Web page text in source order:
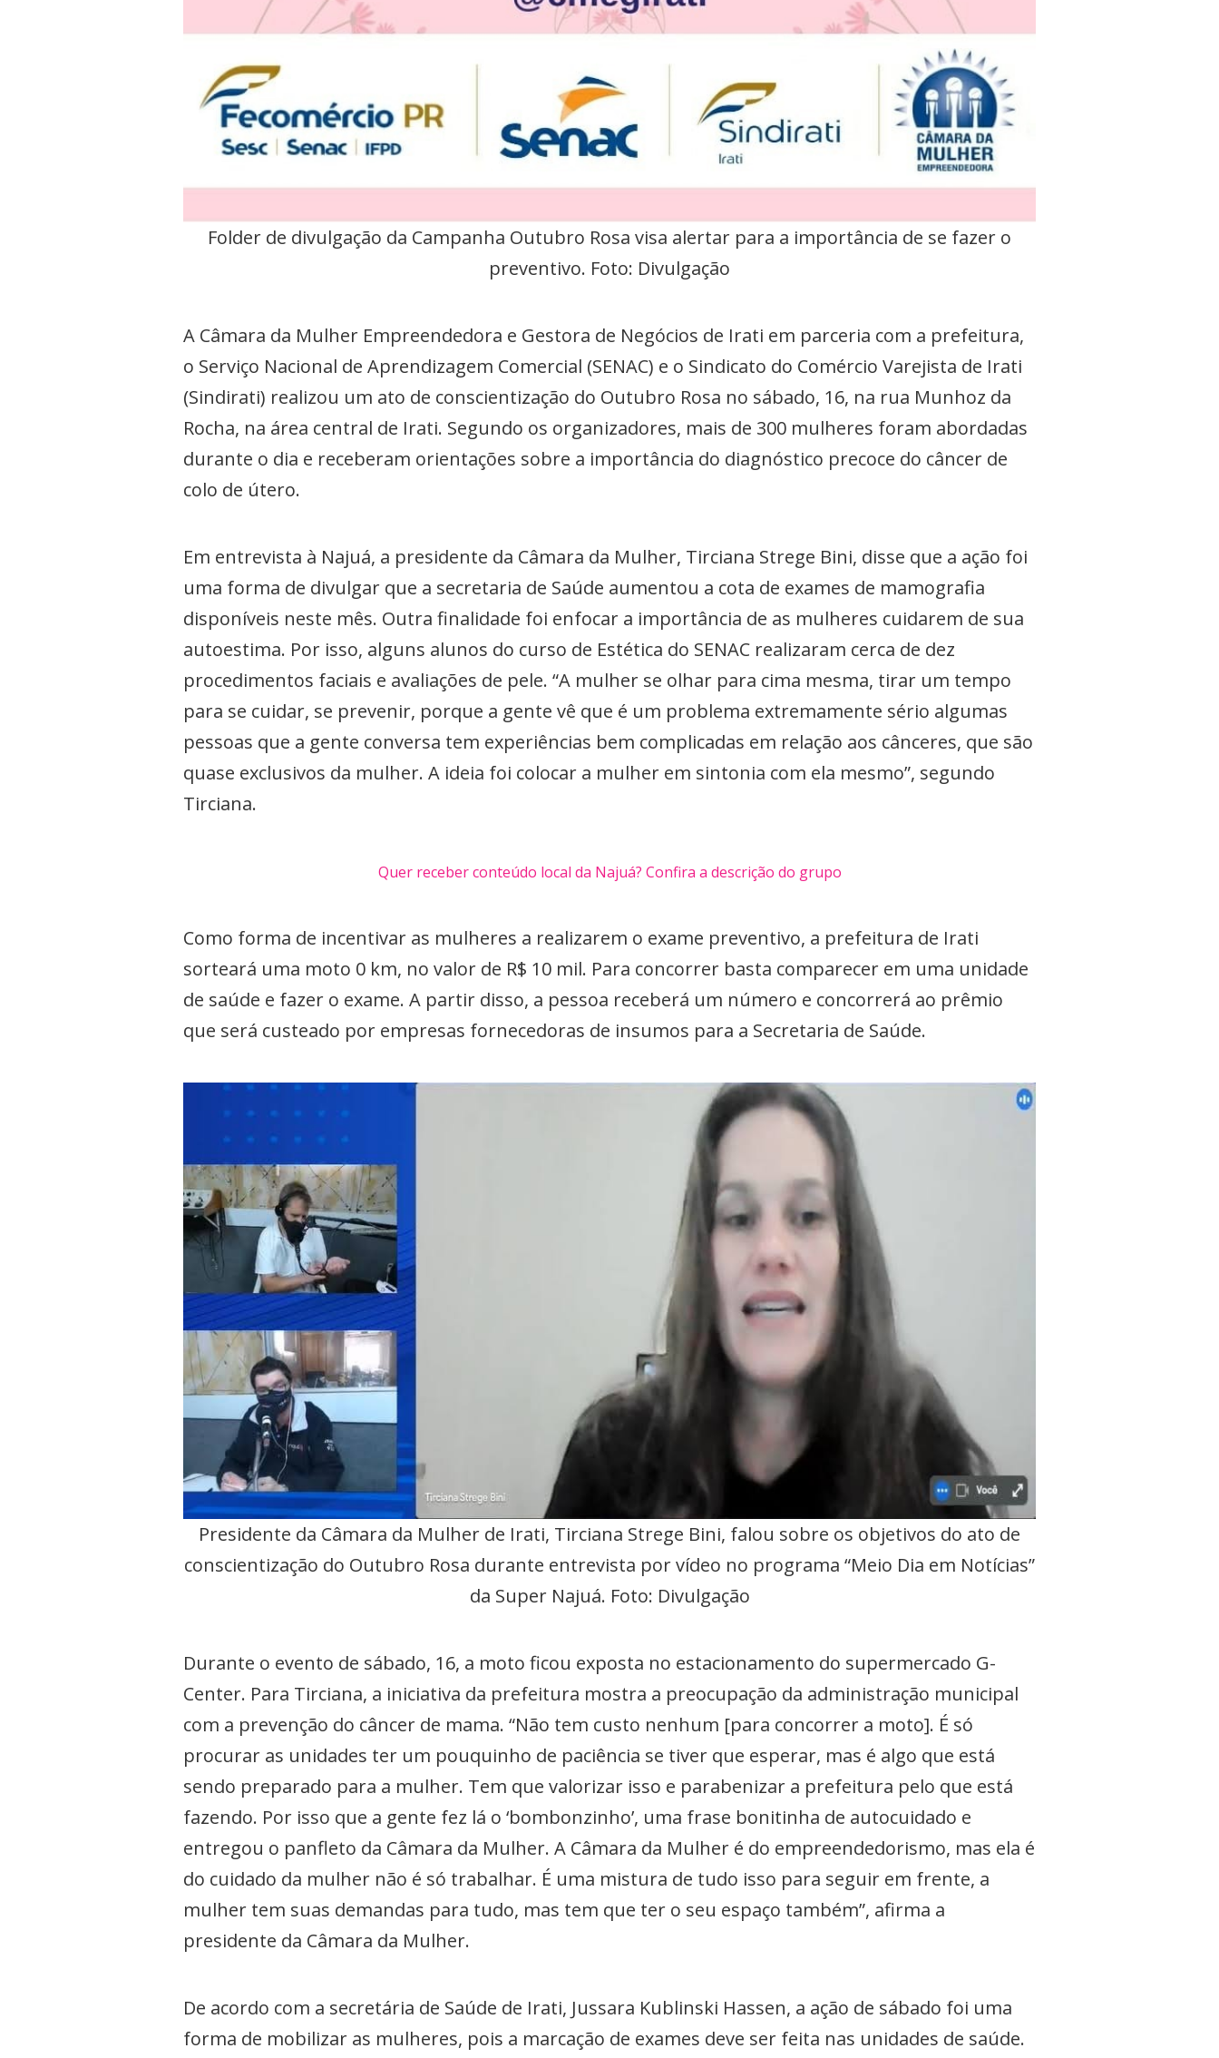
Folder de divulgação da Campanha Outubro Rosa visa alertar para a importância de se fazer o
preventivo. Foto: Divulgação
A Câmara da Mulher Empreendedora e Gestora de Negócios de Irati em parceria com a prefeitura,
o Serviço Nacional de Aprendizagem Comercial (SENAC) e o Sindicato do Comércio Varejista de Irati
(Sindirati) realizou um ato de conscientização do Outubro Rosa no sábado, 16, na rua Munhoz da
Rocha, na área central de Irati. Segundo os organizadores, mais de 300 mulheres foram abordadas
durante o dia e receberam orientações sobre a importância do diagnóstico precoce do câncer de
colo de útero.
Em entrevista à Najuá, a presidente da Câmara da Mulher, Tirciana Strege Bini, disse que a ação foi
uma forma de divulgar que a secretaria de Saúde aumentou a cota de exames de mamografia
disponíveis neste mês. Outra finalidade foi enfocar a importância de as mulheres cuidarem de sua
autoestima. Por isso, alguns alunos do curso de Estética do SENAC realizaram cerca de dez
procedimentos faciais e avaliações de pele. “A mulher se olhar para cima mesma, tirar um tempo
para se cuidar, se prevenir, porque a gente vê que é um problema extremamente sério algumas
pessoas que a gente conversa tem experiências bem complicadas em relação aos cânceres, que são
quase exclusivos da mulher. A ideia foi colocar a mulher em sintonia com ela mesmo”, segundo
Tirciana.
Quer receber conteúdo local da Najuá? Confira a descrição do grupo
Como forma de incentivar as mulheres a realizarem o exame preventivo, a prefeitura de Irati
sorteará uma moto 0 km, no valor de R$ 10 mil. Para concorrer basta comparecer em uma unidade
de saúde e fazer o exame. A partir disso, a pessoa receberá um número e concorrerá ao prêmio
que será custeado por empresas fornecedoras de insumos para a Secretaria de Saúde.
Presidente da Câmara da Mulher de Irati, Tirciana Strege Bini, falou sobre os objetivos do ato de
conscientização do Outubro Rosa durante entrevista por vídeo no programa “Meio Dia em Notícias”
da Super Najuá. Foto: Divulgação
Durante o evento de sábado, 16, a moto ficou exposta no estacionamento do supermercado G-
Center. Para Tirciana, a iniciativa da prefeitura mostra a preocupação da administração municipal
com a prevenção do câncer de mama. “Não tem custo nenhum [para concorrer a moto]. É só
procurar as unidades ter um pouquinho de paciência se tiver que esperar, mas é algo que está
sendo preparado para a mulher. Tem que valorizar isso e parabenizar a prefeitura pelo que está
fazendo. Por isso que a gente fez lá o ‘bombonzinho’, uma frase bonitinha de autocuidado e
entregou o panfleto da Câmara da Mulher. A Câmara da Mulher é do empreendedorismo, mas ela é
do cuidado da mulher não é só trabalhar. É uma mistura de tudo isso para seguir em frente, a
mulher tem suas demandas para tudo, mas tem que ter o seu espaço também”, afirma a
presidente da Câmara da Mulher.
De acordo com a secretária de Saúde de Irati, Jussara Kublinski Hassen, a ação de sábado foi uma
forma de mobilizar as mulheres, pois a marcação de exames deve ser feita nas unidades de saúde.